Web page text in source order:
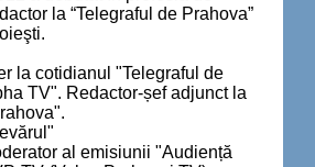
la “Telegraful de Prahova”
la cotidianul "Telegraful de
TV". Redactor-șef adjunct la
al emisiunii "Audiență